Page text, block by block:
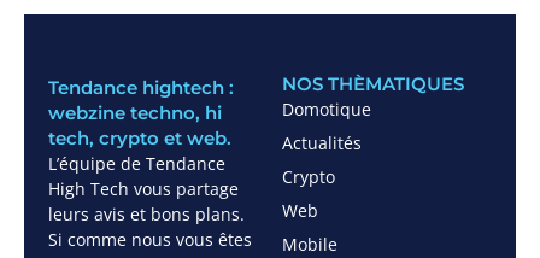
Tendance hightech :
webzine techno, hi
tech, crypto et web.
L’équipe de Tendance
High Tech vous partage
leurs avis et bons plans.
Si comme nous vous êtes
NOS THÈMATIQUES
Domotique
Actualités
Crypto
Web
Mobile